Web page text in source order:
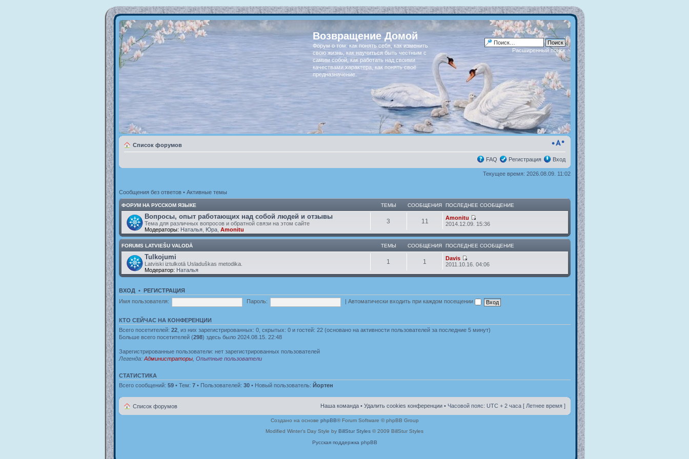
Возвращение Домой
Форум о том: как понять себя, как изменить
свою жизнь, как научиться быть честным с
самим собой, как работать над своими
качествами характера, как понять своё
предназначение.
Расширенный поиск
Список форумов
FAQ Регистрация Вход
Текущее время: 2026.08.09. 11:02
Сообщения без ответов• Активные темы
ФОРУМ НА РУССКОМ ЯЗЫКЕ ТЕМЫ СООБЩЕНИЯ ПОСЛЕДНЕЕ СООБЩЕНИЕ
Вопросы, опыт работающих над собой людей и отзывы
Тема для различных вопросов и обратной связи на этом сайте
Модераторы: Наталья, Юра, Amonitu
3 11
Amonitu
2014.12.09. 15:36
FORUMS LATVIEŠU VALODĀ ТЕМЫ СООБЩЕНИЯ ПОСЛЕДНЕЕ СООБЩЕНИЕ
Tulkojumi
Latviski iztulkotā Usladuškas metodika.
Модератор: Наталья
1 1
Davis
2011.10.16. 04:06
ВХОД• РЕГИСТРАЦИЯ
Имя пользователя:
Пароль: Автоматически входить при каждом посещении
КТО СЕЙЧАС НА КОНФЕРЕНЦИИ
Всего посетителей: 22, из них зарегистрированных: 0, скрытых: 0 и гостей: 22 (основано на активности пользователей за последние 5 минут)
Больше всего посетителей (298) здесь было 2024.08.15. 22:48
Зарегистрированные пользователи: нет зарегистрированных пользователей
Легенда: Администраторы, Опытные пользователи
СТАТИСТИКА
Всего сообщений: 59• Тем: 7• Пользователей: 30• Новый пользователь: Йортен
Список форумов Наша команда• Удалить cookies конференции• Часовой пояс: UTC + 2 часа [ Летнее время ]
Создано на основе phpBB® Forum Software © phpBB Group
Modified Winter's Day Style by BillStur Styles © 2009 BillStur Styles
Русская поддержка phpBB